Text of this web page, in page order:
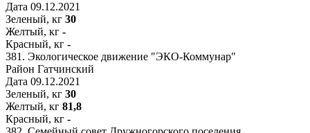
Дата 09.12.2021
Зеленый, кг 30
Желтый, кг -
Красный, кг -
381. Экологическое движение "ЭКО-Коммунар"
Район Гатчинский
Дата 09.12.2021
Зеленый, кг 30
Желтый, кг 81,8
Красный, кг -